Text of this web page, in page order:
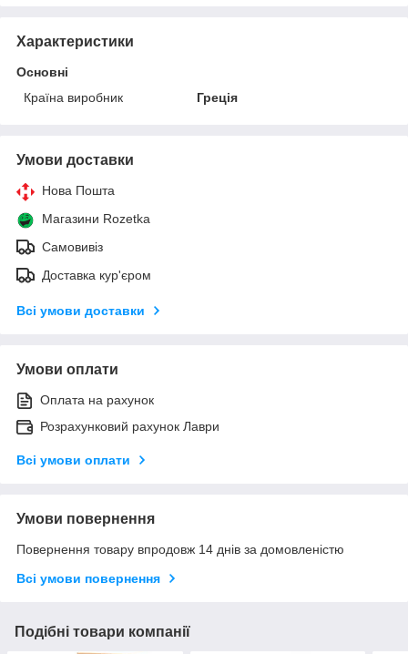
Характеристики
Основні
Країна виробник
Греція
Умови доставки
Нова Пошта
Магазини Rozetka
Самовивіз
Доставка кур'єром
Всі умови доставки
Умови оплати
Оплата на рахунок
Розрахунковий рахунок Лаври
Всі умови оплати
Умови повернення
Повернення товару впродовж 14 днів за домовленістю
Всі умови повернення
Подібні товари компанії